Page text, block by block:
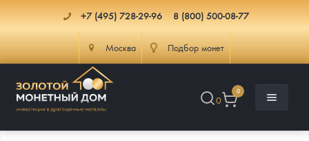
+7 (495) 728-29-96 8 (800) 500-08-77
Москва Подбор монет
0
0